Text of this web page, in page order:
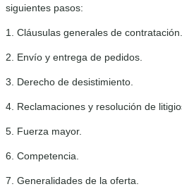
siguientes pasos:
1. Cláusulas generales de contratación.
2. Envío y entrega de pedidos.
3. Derecho de desistimiento.
4. Reclamaciones y resolución de
5. Fuerza mayor.
6. Competencia.
7. Generalidades de la oferta.